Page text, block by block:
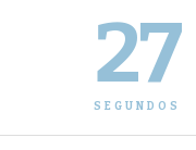
28
SEGUNDOS